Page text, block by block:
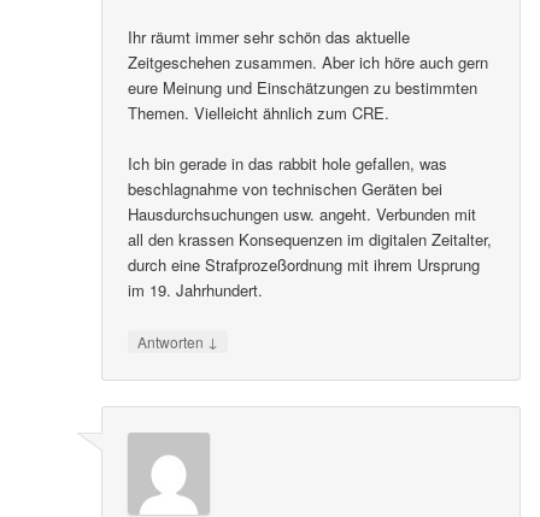
Ihr räumt immer sehr schön das aktuelle
Zeitgeschehen zusammen. Aber ich höre auch gern
eure Meinung und Einschätzungen zu bestimmten
Themen. Vielleicht ähnlich zum CRE.
Ich bin gerade in das rabbit hole gefallen, was
beschlagnahme von technischen Geräten bei
Hausdurchsuchungen usw. angeht. Verbunden mit
all den krassen Konsequenzen im digitalen Zeitalter,
durch eine Strafprozeßordnung mit ihrem Ursprung
im 19. Jahrhundert.
Antworten ↓